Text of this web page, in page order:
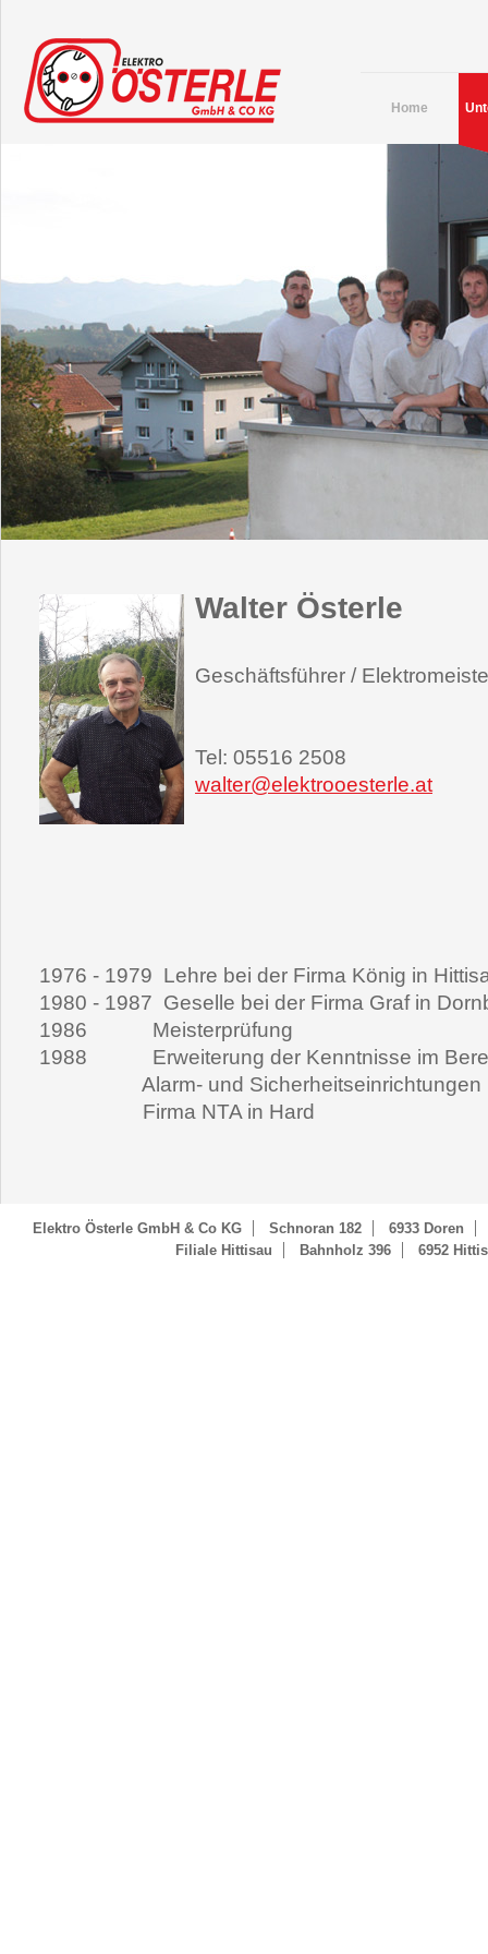
Home
Walter Österle
Geschäftsführer /
Tel: 05516 2508
walter@elektrooesterle.at
1976 - 1979 Lehre bei der Firma König in
1980 - 1987 Geselle bei der Firma Graf in
1986 Meisterprüfung
1988 Erweiterung der Kenntnisse im
Alarm- und Sicherheitseinrichtungen
Firma NTA in Hard
Elektro Österle GmbH & Co KG Schnoran 182 6933 Doren
Filiale Hittisau
Bahnholz 396 6952